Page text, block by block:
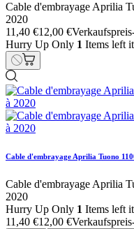
Cable d'embrayage Aprilia
2020
11,40 €12,00 €Verkaufspreis
Hurry Up Only 1 Items left
Cable d'embrayage Aprilia Tuono
Cable d'embrayage Aprilia
2020
Hurry Up Only 1 Items left
11,40 €12,00 €Verkaufspreis